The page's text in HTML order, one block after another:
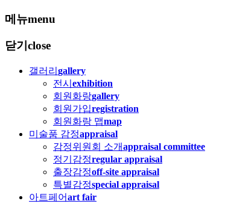
메뉴menu
닫기 close
갤러리 gallery
전시 exhibition
회원화랑gallery
회원가입registration
회원화랑 맵map
미술품 감정appraisal
감정위원회 소개appraisal committee
정기감정regular appraisal
출장감정off-site appraisal
특별감정special appraisal
아트페어art fair